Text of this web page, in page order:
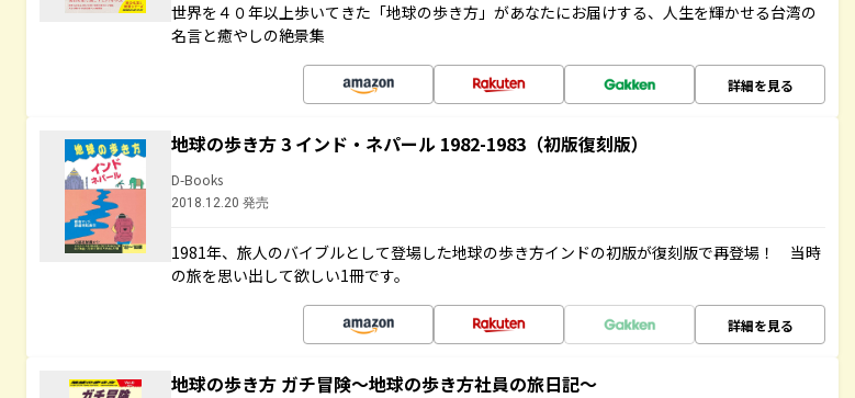
世界を４０年以上歩いてきた「地球の歩き方」があなたにお届けする、人生を輝かせる台湾の
名言と癒やしの絶景集
詳細を見る
地球の歩き方 3 インド・ネパール 1982-1983（初版復刻版）
D-Books
2018.12.20 発売
1981年、旅人のバイブルとして登場した地球の歩き方インドの初版が復刻版で再登場！ 当時
の旅を思い出して欲しい1冊です。
詳細を見る
地球の歩き方 ガチ冒険～地球の歩き方社員の旅日記～